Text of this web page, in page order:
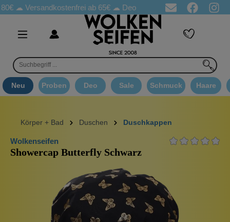
☁Versandkostenfrei ab 65€☁ Deo Proben in jeder Bestellung
Neu Proben Deo Sale Schmuck Haare
Körper + Bad Duschen Duschkappen
Wolkenseifen
Showercap Butterfly Schwarz